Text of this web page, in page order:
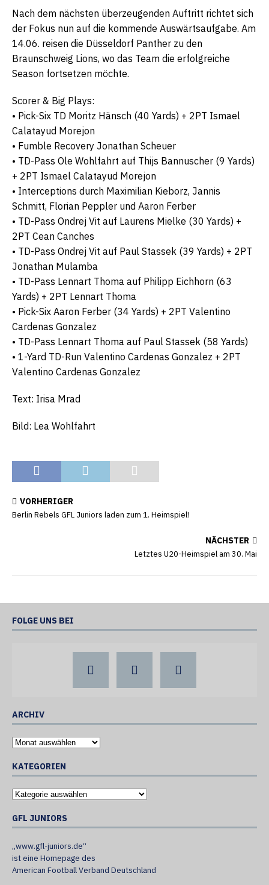
Nach dem nächsten überzeugenden Auftritt richtet sich
der Fokus nun auf die kommende Auswärtsaufgabe. Am
14.06. reisen die Düsseldorf Panther zu den
Braunschweig Lions, wo das Team die erfolgreiche
Season fortsetzen möchte.
Scorer & Big Plays:
• Pick-Six TD Moritz Hänsch (40 Yards) + 2PT Ismael
Calatayud Morejon
• Fumble Recovery Jonathan Scheuer
• TD-Pass Ole Wohlfahrt auf Thijs Bannuscher (9 Yards)
+ 2PT Ismael Calatayud Morejon
• Interceptions durch Maximilian Kieborz, Jannis
Schmitt, Florian Peppler und Aaron Ferber
• TD-Pass Ondrej Vit auf Laurens Mielke (30 Yards) +
2PT Cean Canches
• TD-Pass Ondrej Vit auf Paul Stassek (39 Yards) + 2PT
Jonathan Mulamba
• TD-Pass Lennart Thoma auf Philipp Eichhorn (63
Yards) + 2PT Lennart Thoma
• Pick-Six Aaron Ferber (34 Yards) + 2PT Valentino
Cardenas Gonzalez
• TD-Pass Lennart Thoma auf Paul Stassek (58 Yards)
• 1-Yard TD-Run Valentino Cardenas Gonzalez + 2PT
Valentino Cardenas Gonzalez
Text: Irisa Mrad
Bild: Lea Wohlfahrt
VORHERIGER
Berlin Rebels GFL Juniors laden zum 1. Heimspiel!
NÄCHSTER
Letztes U20-Heimspiel am 30. Mai
FOLGE UNS BEI
ARCHIV
KATEGORIEN
GFL JUNIORS
„www.gfl-juniors.de“
ist eine Homepage des
American Football Verband Deutschland